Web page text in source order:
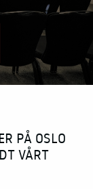
PÅ OSLO
VÅRT